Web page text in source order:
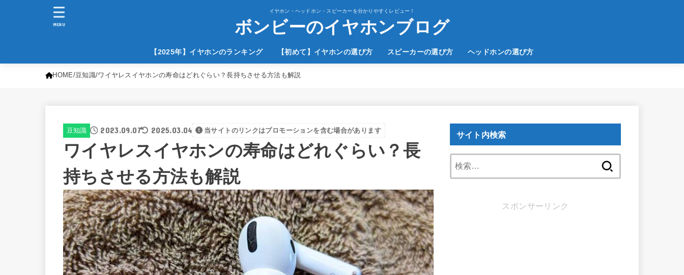
イヤホン・ヘッドホン・スピーカーを分かりやすくレビュー！
ボンビーのイヤホンブログ
【2025年】イヤホンのランキング 【初めて】イヤホンの選び方 スピーカーの選び方 ヘッドホンの選び方
MENU
HOME 豆知識 ワイヤレスイヤホンの寿命はどれぐらい？長持ちさせる方法も解説
豆知識 2023.09.07 2025.03.04 当サイトのリンクはプロモーションを含む場合があります
ワイヤレスイヤホンの寿命はどれぐらい？長
持ちさせる方法も解説
サイト内検索
索:
スポンサーリンク